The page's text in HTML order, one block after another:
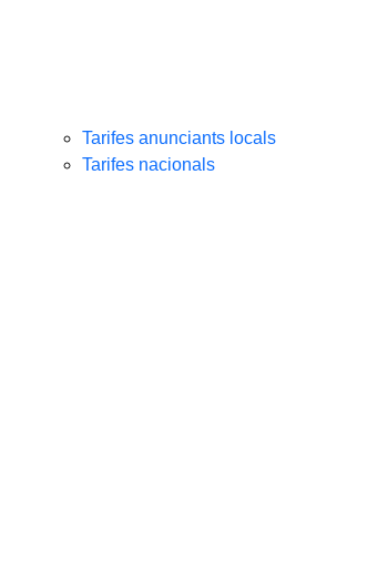
Tarifes anunciants locals
Tarifes nacionals